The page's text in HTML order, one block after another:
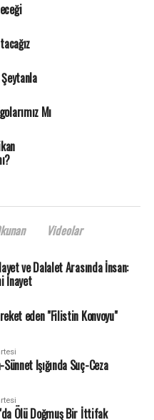
Mı
Videolar
ve Dalalet Arasında İnsan:
İnayet
eden "Filistin Konvoyu"
Işığında Suç-Ceza
Ölü Doğmuş Bir İttifak